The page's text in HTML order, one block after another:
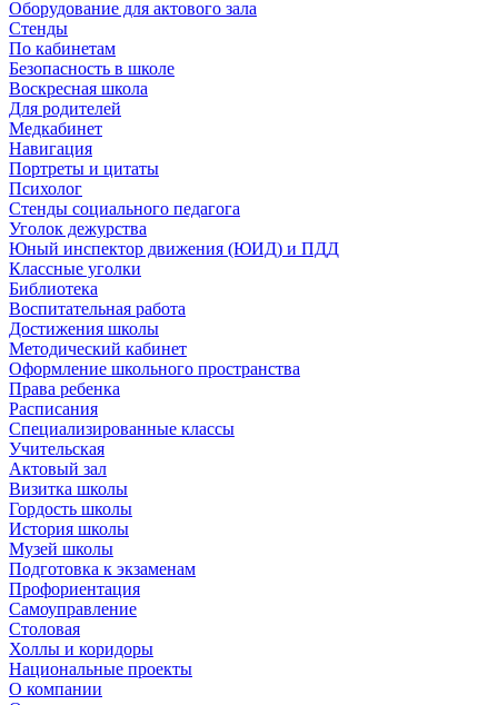
Оборудование для актового зала
Стенды
По кабинетам
Безопасность в школе
Воскресная школа
Для родителей
Медкабинет
Навигация
Портреты и цитаты
Психолог
Стенды социального педагога
Уголок дежурства
Юный инспектор движения (ЮИД) и ПДД
Классные уголки
Библиотека
Воспитательная работа
Достижения школы
Методический кабинет
Оформление школьного пространства
Права ребенка
Расписания
Специализированные классы
Учительская
Актовый зал
Визитка школы
Гордость школы
История школы
Музей школы
Подготовка к экзаменам
Профориентация
Самоуправление
Столовая
Холлы и коридоры
Национальные проекты
О компании